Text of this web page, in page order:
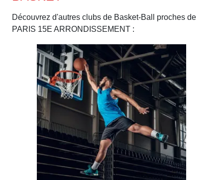
Découvrez d'autres clubs de Basket-Ball proches de
PARIS 15E ARRONDISSEMENT :